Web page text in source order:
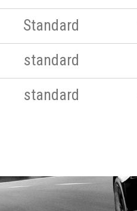
Standard
standard
standard